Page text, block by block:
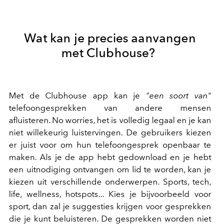
Wat kan je precies aanvangen
met Clubhouse?
Met de Clubhouse app kan je
"een soort van"
telefoongesprekken van andere mensen
afluisteren. No worries, het is volledig legaal en je kan
niet willekeurig luistervingen. De gebruikers kiezen
er juist voor om hun telefoongesprek openbaar te
maken. Als je de app hebt gedownload en je hebt
een uitnodiging ontvangen om lid te worden, kan je
kiezen uit verschillende onderwerpen. Sports, tech,
life, wellness, hotspots... Kies je bijvoorbeeld voor
sport, dan zal je suggesties krijgen voor gesprekken
die je kunt beluisteren. De gesprekken worden niet